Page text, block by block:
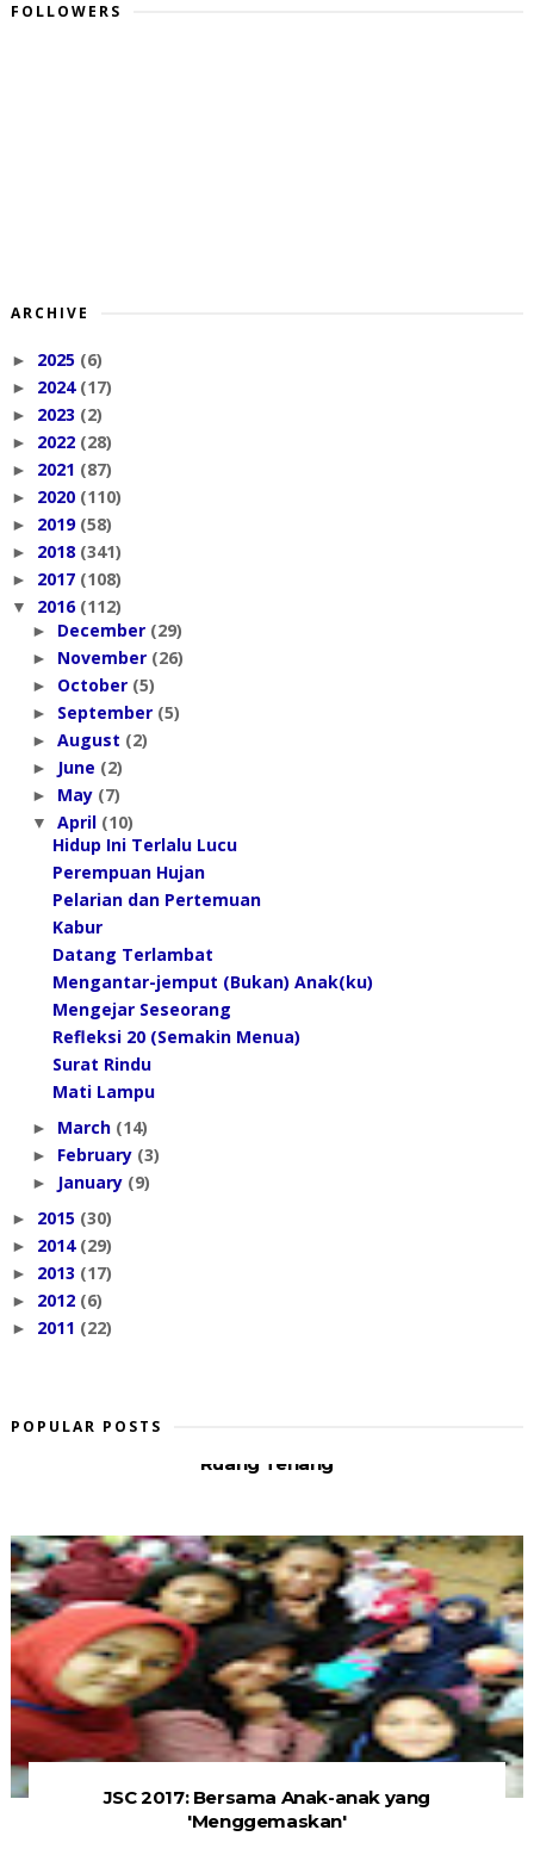
FOLLOWERS
ARCHIVE
► 2025 (6)
► 2024 (17)
► 2023 (2)
► 2022 (28)
► 2021 (87)
► 2020 (110)
► 2019 (58)
► 2018 (341)
► 2017 (108)
▼ 2016 (112)
► December (29)
► November (26)
► October (5)
► September (5)
► August (2)
► June (2)
► May (7)
▼ April (10)
Hidup Ini Terlalu Lucu
Perempuan Hujan
Pelarian dan Pertemuan
Kabur
Datang Terlambat
Mengantar-jemput (Bukan) Anak(ku)
Mengejar Seseorang
Refleksi 20 (Semakin Menua)
Surat Rindu
Mati Lampu
► March (14)
► February (3)
► January (9)
► 2015 (30)
► 2014 (29)
► 2013 (17)
► 2012 (6)
► 2011 (22)
POPULAR POSTS
Ruang Tenang
JSC 2017: Bersama Anak-anak yang
'Menggemaskan'